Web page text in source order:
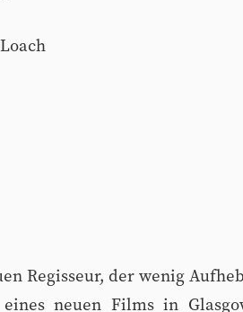
Regisseur, der wenig
neuen Films in